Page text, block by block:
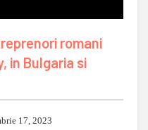
romani
in Bulgaria si
17, 2023